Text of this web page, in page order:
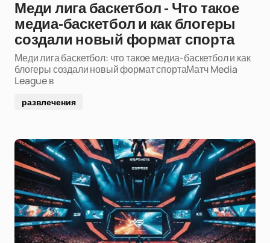
Меди лига баскетбол - Что такое
медиа-баскетбол и как блогеры
создали новый формат спорта
Меди лига баскетбол: что такое медиа-баскетбол и как
блогеры создали новый формат спортаМатч Media
League в
развлечения